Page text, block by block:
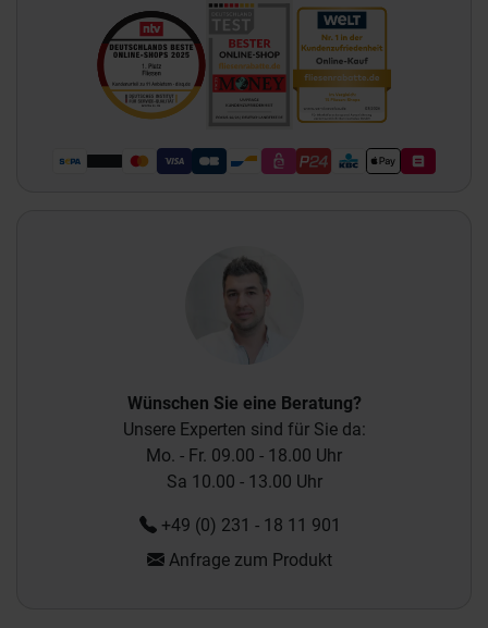
Wünschen Sie eine Beratung?
Unsere Experten sind für Sie da:
Mo. - Fr. 09.00 - 18.00 Uhr
Sa 10.00 - 13.00 Uhr
+49 (0) 231 - 18 11 901
Anfrage zum Produkt